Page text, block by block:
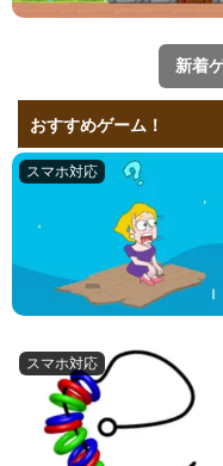
新着
おすすめゲーム！